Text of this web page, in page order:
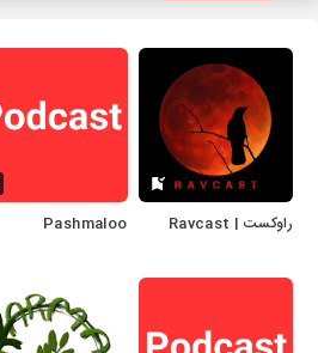
راوکست | Ravcast Pashmaloo